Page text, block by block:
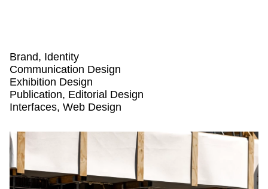
Projects
Services
Brand, Identity
Communication Design
Exhibition Design
Publication, Editorial Design
Interfaces, Web Design